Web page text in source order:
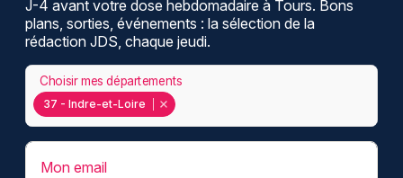
J-4 avant votre dose hebdomadaire à Tours. Bons
plans, sorties, événements : la sélection de la
rédaction JDS, chaque jeudi.
37 - Indre-et-Loire
Choisir mes départements
Mon email